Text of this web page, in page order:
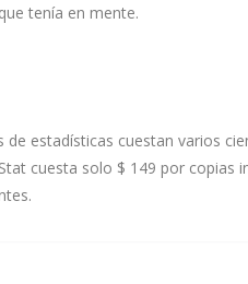
tenía en mente.
estadísticas cuestan varios
cuesta solo $ 149 por copias